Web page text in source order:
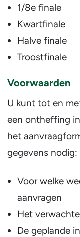
1/8e finale
Kwartfinale
Halve finale
Troostfinale
Voorwaarden
U kunt tot en
een ontheffing
het
gegevens nodig:
Voor welke
aanvragen
Het
De geplande